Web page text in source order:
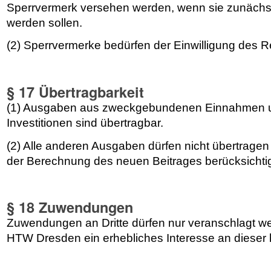
Sperrvermerk versehen werden, wenn sie
werden sollen.
(2) Sperrvermerke bedürfen der Einwilligung des
§ 17 Übertragbarkeit
(1) Ausgaben aus zweckgebundenen Einnahmen
Investitionen sind übertragbar.
(2) Alle anderen Ausgaben dürfen nicht
der Berechnung des neuen Beitrages
§ 18 Zuwendungen
Zuwendungen an Dritte dürfen nur veranschlagt
HTW Dresden ein erhebliches Interesse an dieser